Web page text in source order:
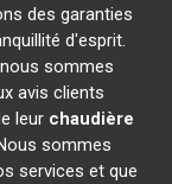
des garanties
d'esprit.
sommes
avis clients
leur chaudière
sommes
services et que